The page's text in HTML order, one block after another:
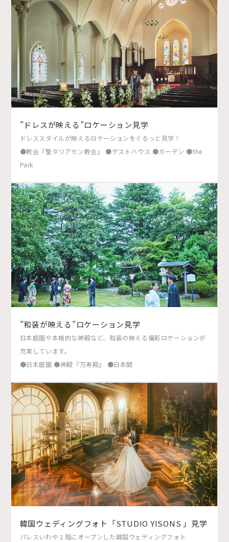
”ドレスが映える”ロケーション見学
ドレススタイルが映えるロケーションをぐるっと見学！
●教会『聖タリアセン教会』 ●ゲストハウス ●ガーデン ●the
Park
”和装が映える”ロケーション見学
日本庭園や本格的な神殿など、和装の映える撮影ロケーションが
充実しています。
●日本庭園 ●神殿『万寿殿』 ●日本間
韓国ウェディングフォト「STUDIO YISONS 」見学
パレスいわや１階にオープンした韓国ウェディングフォト